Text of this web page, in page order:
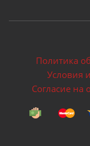
Политика
Условия
Согласие на